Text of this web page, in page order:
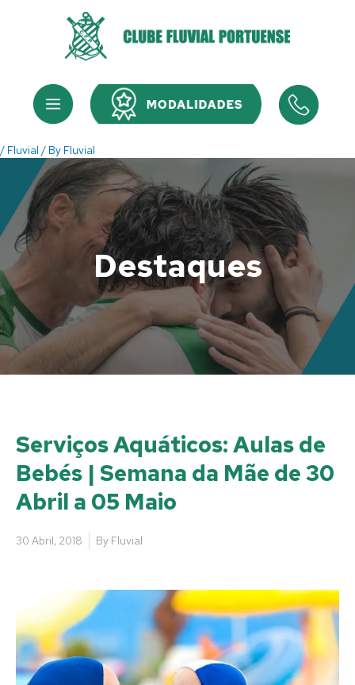
Menu Menu
/ Fluvial / By Fluvial
Destaques
Serviços Aquáticos: Aulas de
Bebés | Semana da Mãe de 30
Abril a 05 Maio
30 Abril, 2018 By Fluvial